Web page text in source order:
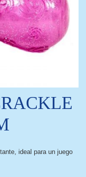
ideal para un juego